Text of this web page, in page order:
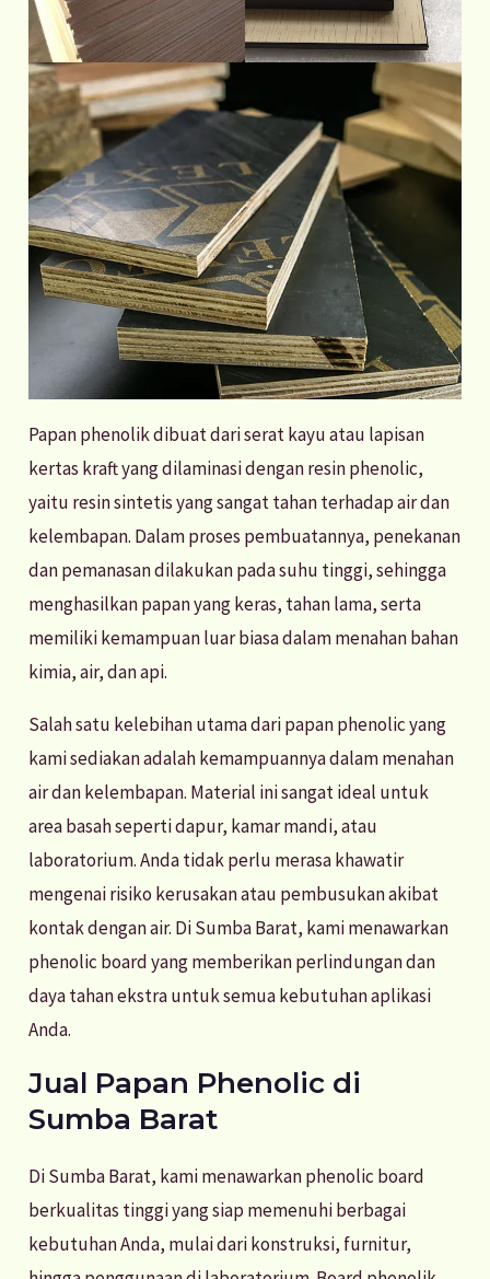
Papan phenolik dibuat dari serat kayu atau lapisan
kertas kraft yang dilaminasi dengan resin phenolic,
yaitu resin sintetis yang sangat tahan terhadap air dan
kelembapan. Dalam proses pembuatannya, penekanan
dan pemanasan dilakukan pada suhu tinggi, sehingga
menghasilkan papan yang keras, tahan lama, serta
memiliki kemampuan luar biasa dalam menahan bahan
kimia, air, dan api.
Salah satu kelebihan utama dari papan phenolic yang
kami sediakan adalah kemampuannya dalam menahan
air dan kelembapan. Material ini sangat ideal untuk
area basah seperti dapur, kamar mandi, atau
laboratorium. Anda tidak perlu merasa khawatir
mengenai risiko kerusakan atau pembusukan akibat
kontak dengan air. Di Sumba Barat, kami menawarkan
phenolic board yang memberikan perlindungan dan
daya tahan ekstra untuk semua kebutuhan aplikasi
Anda.
Jual Papan Phenolic di
Sumba Barat
Di Sumba Barat, kami menawarkan phenolic board
berkualitas tinggi yang siap memenuhi berbagai
kebutuhan Anda, mulai dari konstruksi, furnitur,